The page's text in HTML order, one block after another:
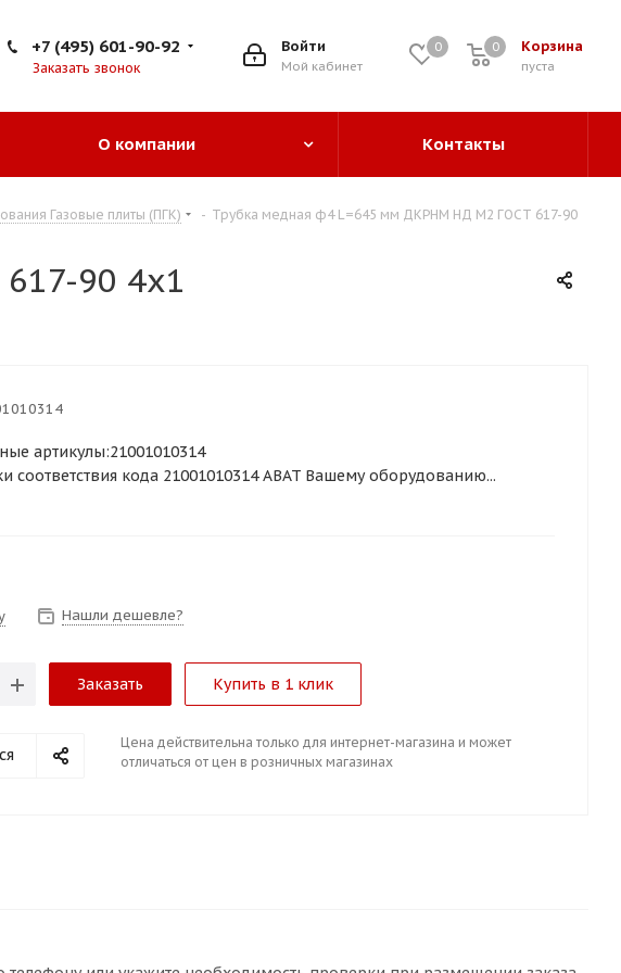
0 Корзина
0
пуста
0
Войти
Мой кабинет
+7 (495) 601-90-92
Заказать звонок
О компании Контакты
Газовые плиты (ПГК) - Трубка медная ф4 L=645 мм ДКРНМ НД М2 ГОСТ 617-90
90 4х1
артикулы:21001010314
соответствия кода 21001010314 ABAT Вашему оборудованию...
Нашли дешевле?
Заказать Купить в 1 клик
Цена действительна только для интернет-магазина и может
отличаться от цен в розничных магазинах